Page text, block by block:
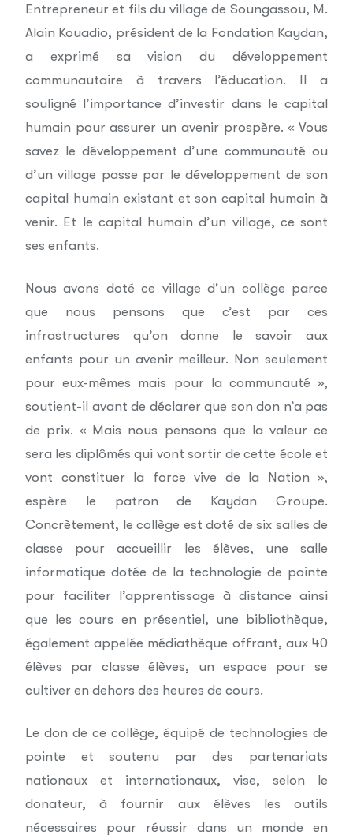
Entrepreneur et fils du village de Soungassou, M.
Alain Kouadio, président de la Fondation Kaydan,
a exprimé sa vision du développement
communautaire à travers l’éducation. Il a
souligné l’importance d’investir dans le capital
humain pour assurer un avenir prospère. « Vous
savez le développement d’une communauté ou
d’un village passe par le développement de son
capital humain existant et son capital humain à
venir. Et le capital humain d’un village, ce sont
ses enfants.
Nous avons doté ce village d’un collège parce
que nous pensons que c’est par ces
infrastructures qu’on donne le savoir aux
enfants pour un avenir meilleur. Non seulement
pour eux-mêmes mais pour la communauté »,
soutient-il avant de déclarer que son don n’a pas
de prix. « Mais nous pensons que la valeur ce
sera les diplômés qui vont sortir de cette école et
vont constituer la force vive de la Nation »,
espère le patron de Kaydan Groupe.
Concrètement, le collège est doté de six salles de
classe pour accueillir les élèves, une salle
informatique dotée de la technologie de pointe
pour faciliter l’apprentissage à distance ainsi
que les cours en présentiel, une bibliothèque,
également appelée médiathèque offrant, aux 40
élèves par classe élèves, un espace pour se
cultiver en dehors des heures de cours.
Le don de ce collège, équipé de technologies de
pointe et soutenu par des partenariats
nationaux et internationaux, vise, selon le
donateur, à fournir aux élèves les outils
nécessaires pour réussir dans un monde en